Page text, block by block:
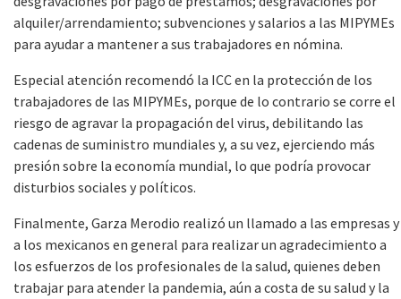
alquiler/arrendamiento; subvenciones y salarios a las MIPYMEs
para ayudar a mantener a sus trabajadores en nómina.
Especial atención recomendó la ICC en la protección de los
trabajadores de las MIPYMEs, porque de lo contrario se corre el
riesgo de agravar la propagación del virus, debilitando las
cadenas de suministro mundiales y, a su vez, ejerciendo más
presión sobre la economía mundial, lo que podría provocar
disturbios sociales y políticos.
Finalmente, Garza Merodio realizó un llamado a las empresas y
a los mexicanos en general para realizar un agradecimiento a
los esfuerzos de los profesionales de la salud, quienes deben
trabajar para atender la pandemia, aún a costa de su salud y la